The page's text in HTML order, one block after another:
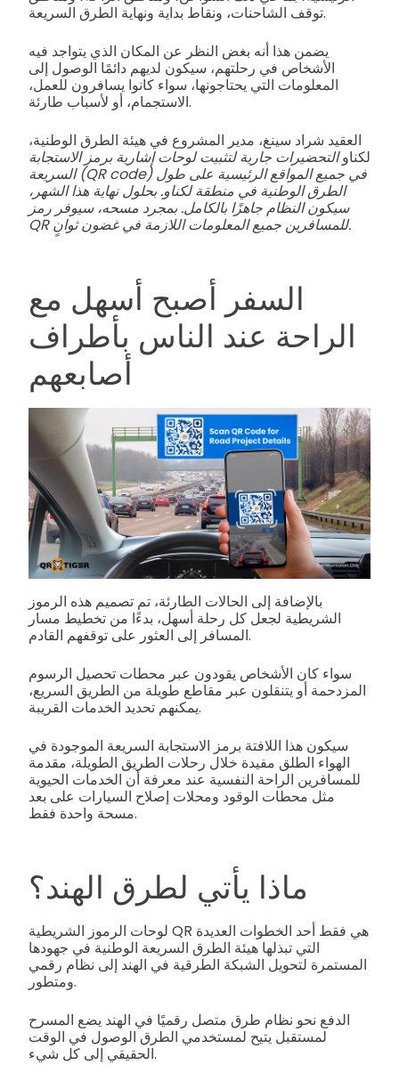
توقف الشاحنات، ونقاط بداية ونهاية الطرق السريعة.
يضمن هذا أنه بغض النظر عن المكان الذي يتواجد فيه
الأشخاص في رحلتهم، سيكون لديهم دائمًا الوصول إلى
المعلومات التي يحتاجونها، سواء كانوا يسافرون للعمل،
الاستجمام، أو لأسباب طارئة.
العقيد شراد سينغ، مدير المشروع في هيئة الطرق الوطنية،
لكناوالتحضيرات جارية لتثبيت لوحات إشارية برمز الاستجابة
السريعة (QR code) في جميع المواقع الرئيسية على طول
الطرق الوطنية في منطقة لكناو. بحلول نهاية هذا الشهر،
سيكون النظام جاهزًا بالكامل. بمجرد مسحه، سيوفر رمز
QR للمسافرين جميع المعلومات اللازمة في غضون ثوانٍ.
السفر أصبح أسهل مع
الراحة عند الناس بأطراف
أصابعهم
بالإضافة إلى الحالات الطارئة، تم تصميم هذه الرموز
الشريطية لجعل كل رحلة أسهل، بدءًا من تخطيط مسار
المسافر إلى العثور على توقفهم القادم.
سواء كان الأشخاص يقودون عبر محطات تحصيل الرسوم
المزدحمة أو يتنقلون عبر مقاطع طويلة من الطريق السريع،
يمكنهم تحديد الخدمات القريبة.
سيكون هذا اللافتة برمز الاستجابة السريعة الموجودة في
الهواء الطلق مفيدة خلال رحلات الطريق الطويلة، مقدمة
للمسافرين الراحة النفسية عند معرفة أن الخدمات الحيوية
مثل محطات الوقود ومحلات إصلاح السيارات على بعد
مسحة واحدة فقط.
ماذا يأتي لطرق الهند؟
لوحات الرموز الشريطية QR هي فقط أحد الخطوات العديدة
التي تبذلها هيئة الطرق السريعة الوطنية في جهودها
المستمرة لتحويل الشبكة الطرقية في الهند إلى نظام رقمي
ومتطور.
الدفع نحو نظام طرق متصل رقميًا في الهند يضع المسرح
لمستقبل يتيح لمستخدمي الطرق الوصول في الوقت
الحقيقي إلى كل شيء.